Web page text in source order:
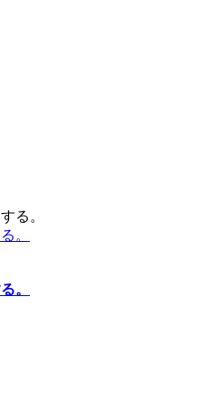
。
。